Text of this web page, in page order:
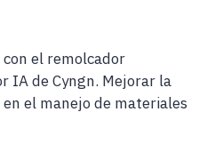
el remolcador
IA de Cyngn. Mejorar la
el manejo de materiales